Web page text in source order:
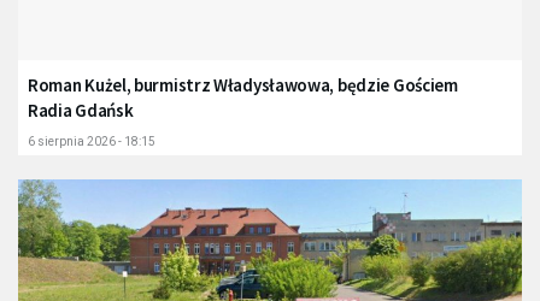
Roman Kużel, burmistrz Władysławowa, będzie Gościem
Radia Gdańsk
6 sierpnia 2026 - 18:15